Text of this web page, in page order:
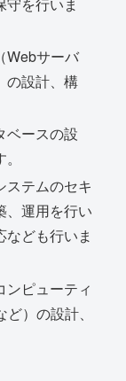
Webサーバ
の設計、構
ベースの設
ステムのセキ
、運用を行い
なども行いま
ンピューティ
）の設計、